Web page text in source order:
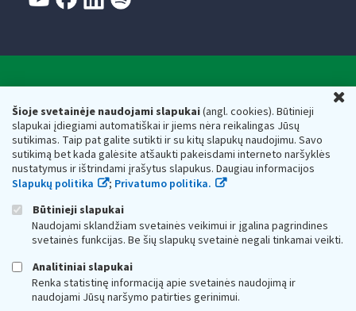
Šioje svetainėje naudojami slapukai(angl. cookies). Būtinieji
slapukai įdiegiami automatiškai ir jiems nėra reikalingas Jūsų
sutikimas. Taip pat galite sutikti ir su kitų slapukų naudojimu. Savo
sutikimą bet kada galėsite atšaukti pakeisdami interneto naršyklės
nustatymus ir ištrindami įrašytus slapukus. Daugiau informacijos
Slapukų politika
; Privatumo politika.
Būtinieji slapukai
Naudojami sklandžiam svetainės veikimui ir įgalina pagrindines
svetainės funkcijas. Be šių slapukų svetainė negali tinkamai veikti.
Analitiniai slapukai
Renka statistinę informaciją apie svetainės naudojimą ir
naudojami Jūsų naršymo patirties gerinimui.
Valstybinė mokesčių inspekcija prie Lietuvos
Respublikos finansų ministerijos
Biudžetinė įstaiga. Juridinio asmens kodas — 188659752,
adresas: Vasario 16-osios g. 14, 01107 Vilnius, Lietuva, el.paštas:
vmi@vmi.lt , E. pristatymo dėžutės adresas 188659752
Duomenys apie Valstybinę mokesčių inspekciją prie Lietuvos
Respublikos finansų ministerijos kaupiami ir saugomi Juridinių